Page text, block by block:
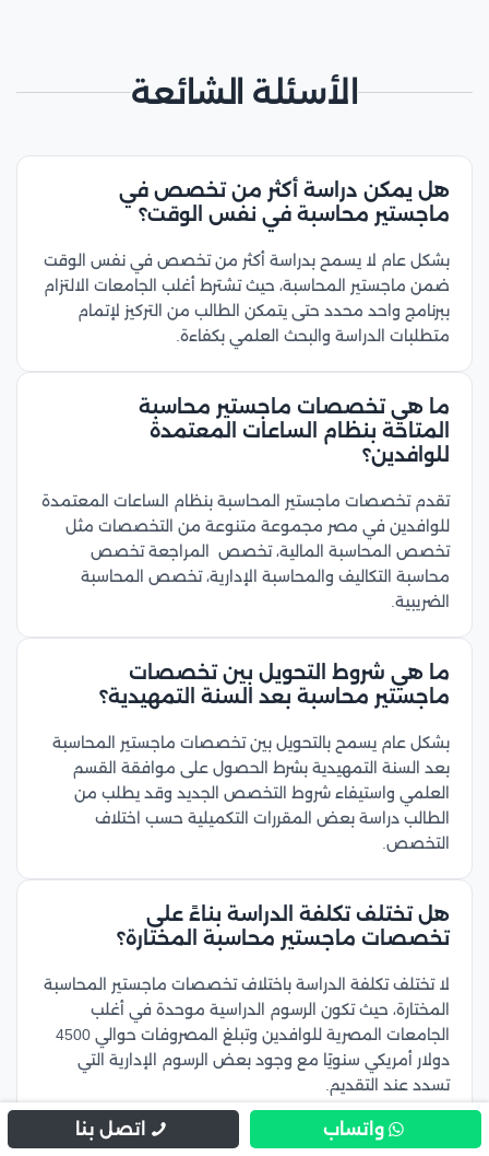
الأسئلة الشائعة
هل يمكن دراسة أكثر من تخصص في
ماجستير محاسبة في نفس الوقت؟
بشكل عام لا يسمح بدراسة أكثر من تخصص في نفس الوقت
ضمن ماجستير المحاسبة، حيث تشترط أغلب الجامعات الالتزام
ببرنامج واحد محدد حتى يتمكن الطالب من التركيز لإتمام
متطلبات الدراسة والبحث العلمي بكفاءة.
ما هي تخصصات ماجستير محاسبة
المتاحة بنظام الساعات المعتمدة
للوافدين؟
تقدم تخصصات ماجستير المحاسبة بنظام الساعات المعتمدة
للوافدين في مصر مجموعة متنوعة من التخصصات مثل
تخصص
المحاسبة المالية،تخصص
المراجعة تخصص
محاسبة التكاليف والمحاسبة الإدارية، تخصص المحاسبة
الضريبية.
ما هي شروط التحويل بين تخصصات
ماجستير محاسبة بعد السنة التمهيدية؟
بشكل عام يسمح بالتحويل بين تخصصات ماجستير المحاسبة
بعد السنة التمهيدية بشرط الحصول على موافقة القسم
العلمي واستيفاء شروط التخصص الجديد وقد يطلب من
الطالب دراسة بعض المقررات التكميلية حسب اختلاف
التخصص.
هل تختلف تكلفة الدراسة بناءً على
تخصصات ماجستير محاسبة المختارة؟
لا تختلف تكلفة الدراسة باختلاف تخصصات ماجستير المحاسبة
المختارة، حيث تكون الرسوم الدراسية موحدة في أغلب
الجامعات المصرية للوافدين وتبلغ المصروفات حوالي 4500
دولار أمريكي سنويًا مع وجود بعض الرسوم الإدارية التي
تسدد عند التقديم.
واتساب اتصل بنا